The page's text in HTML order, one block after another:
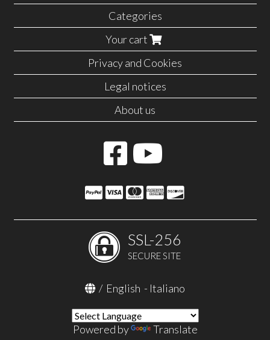
Categories
Your cart
Privacy and Cookies
Legal notices
About us
SSL-256
SECURE SITE
/ English - Italiano
Powered by Translate